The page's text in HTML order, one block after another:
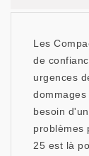
Les
de
urgences
besoin
problèmes
25 est là